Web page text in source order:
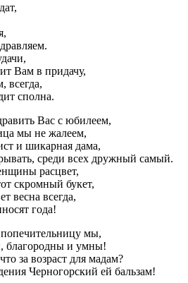
Вам в придачу,
всегда,
сполна.
Вас с юбилеем,
мы не жалеем,
и шикарная дама,
среди всех дружный самый.
расцвет,
скромный букет,
весна всегда,
года!
мы,
благородны и умны!
за возраст для мадам?
Черногорский ей бальзам!